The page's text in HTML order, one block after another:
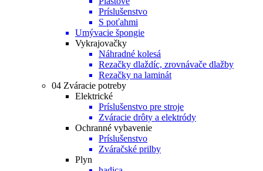
Príslušenstvo
S poťahmi
Umývacie špongie
Vykrajovačky
Náhradné kolesá
Rezačky dlaždíc, zrovnávače dlažby
Rezačky na laminát
04 Zváracie potreby
Elektrické
Príslušenstvo pre stroje
Zváracie drôty a elektródy
Ochranné vybavenie
Príslušenstvo
Zváračské prilby
Plyn